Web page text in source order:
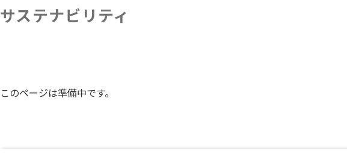
サステナビリティ
このページは準備中です。